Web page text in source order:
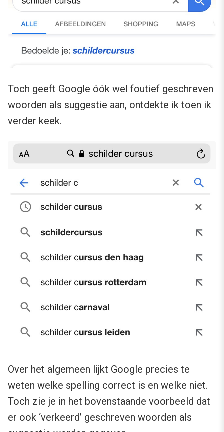
Toch geeft Google óók wel foutief geschreven
woorden als suggestie aan, ontdekte ik toen ik
verder keek.
Over het algemeen lijkt Google precies te
weten welke spelling correct is en welke niet.
Toch zie je in het bovenstaande voorbeeld dat
er ook ‘verkeerd’ geschreven woorden als